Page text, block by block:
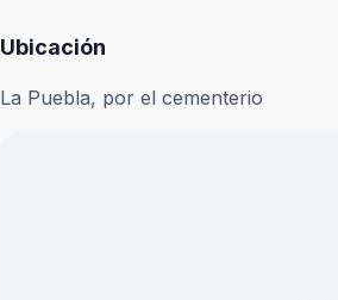
Ubicación
La Puebla, por el cementerio